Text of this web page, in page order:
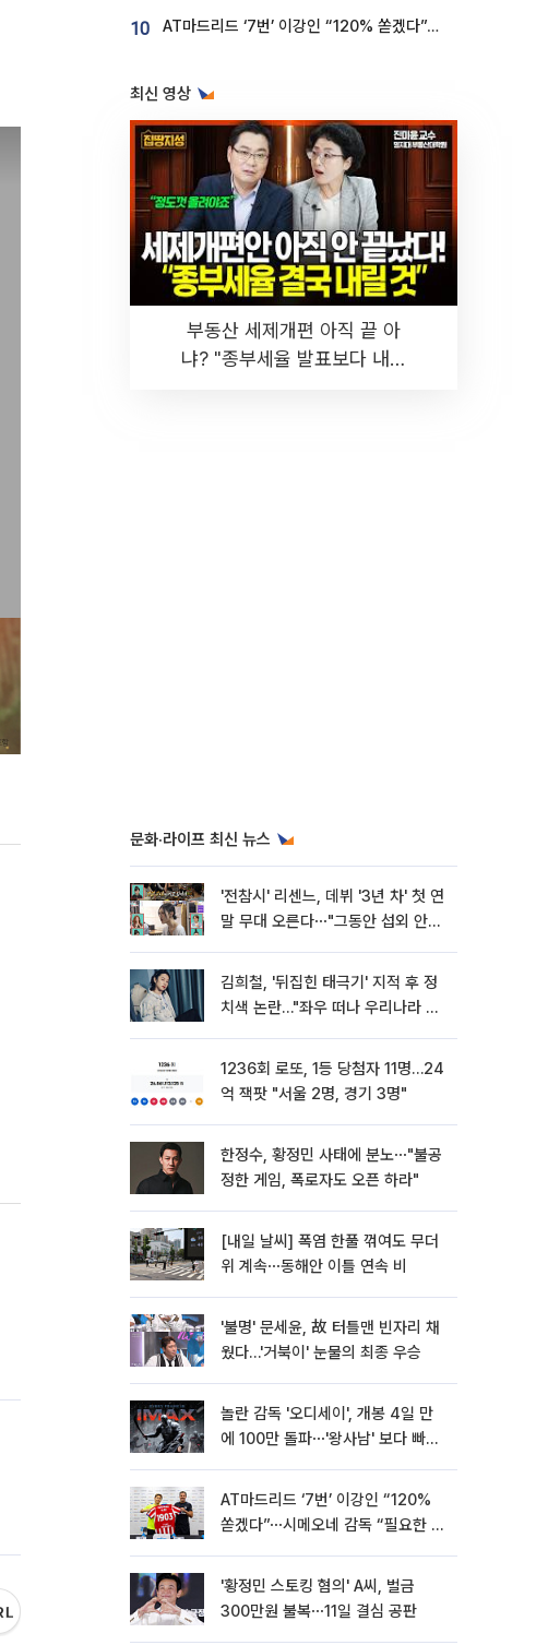
10 AT마드리드 ‘7번’ 이강인 “120% 쏟겠다”⋯시메오네 감독 “필요한 선수”
최신 영상
부동산 세제개편 아직 끝 아
냐? "종부세율 발표보다 내릴
문화·라이프 최신 뉴스
'전참시' 리센느, 데뷔 '3년 차' 첫 연
말 무대 오른다⋯"그동안 섭외 안
김희철, '뒤집힌 태극기' 지적 후 정
치색 논란…"좌우 떠나 우리나라 국
1236회 로또, 1등 당첨자 11명…24
억 잭팟 "서울 2명, 경기 3명"
한정수, 황정민 사태에 분노⋯"불공
정한 게임, 폭로자도 오픈 하라"
[내일 날씨] 폭염 한풀 꺾여도 무더
위 계속⋯동해안 이틀 연속 비
'불명' 문세윤, 故 터틀맨 빈자리 채
웠다…'거북이' 눈물의 최종 우승
놀란 감독 '오디세이', 개봉 4일 만
에 100만 돌파⋯'왕사남' 보다 빠르
AT마드리드 ‘7번’ 이강인 “120%
쏟겠다”⋯시메오네 감독 “필요한 선
'황정민 스토킹 혐의' A씨, 벌금
300만원 불복⋯11일 결심 공판